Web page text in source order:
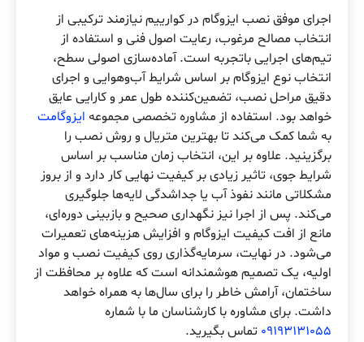
اجرای موفق نصب ایزوگام در کوارییم نیازمند ترکیبی از
انتخاب مصالح مرغوب، رعایت اصول فنی و استفاده از
تیم‌های اجرایی باتجربه است. آماده‌سازی اصولی سطح،
انتخاب نوع ایزوگام بر اساس شرایط آب‌وهوایی و اجرای
دقیق مراحل نصب، تضمین‌کننده طول عمر و کارایی عایق
خواهد بود. استفاده از مشاوره تخصصی مجموعه ایزوگامت
به شما کمک می‌کند تا بهترین متریال و روش نصب را
برگزینید. علاوه بر این، انتخاب زمان مناسب بر اساس
شرایط جوی، تاثیر زیادی بر کیفیت نهایی کار دارد و از بروز
مشکلاتی مانند نفوذ آب یا جداشدگی لایه‌ها جلوگیری
می‌کند. پس از اجرا نیز نگهداری صحیح و بازبینی دوره‌ای،
مانع از افت کیفیت ایزوگام و افزایش هزینه‌های تعمیرات
می‌شود. در نهایت، سرمایه‌گذاری روی کیفیت نصب و مواد
اولیه، یک تصمیم هوشمندانه است که علاوه بر محافظت از
ساختمان، آرامش خاطر را برای سال‌ها به همراه خواهد
داشت. برای مشاوره با کارشناسان ما با شماره
09193131055 تماس بگیرید.